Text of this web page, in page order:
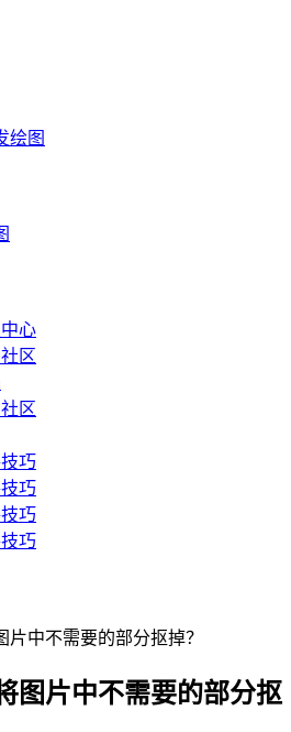
绘图
心
区
区
巧
巧
巧
巧
片中不需要的部分抠掉？
图片中不需要的部分抠